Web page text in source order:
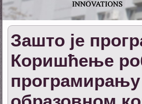
Зашто је
Коришћење